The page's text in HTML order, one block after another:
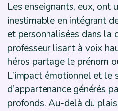
Les enseignants, eux, ont
inestimable en intégrant
et personnalisées dans la
professeur lisant à voix
héros partage le prénom
L’impact émotionnel et le
d’appartenance générés
profonds. Au-delà du